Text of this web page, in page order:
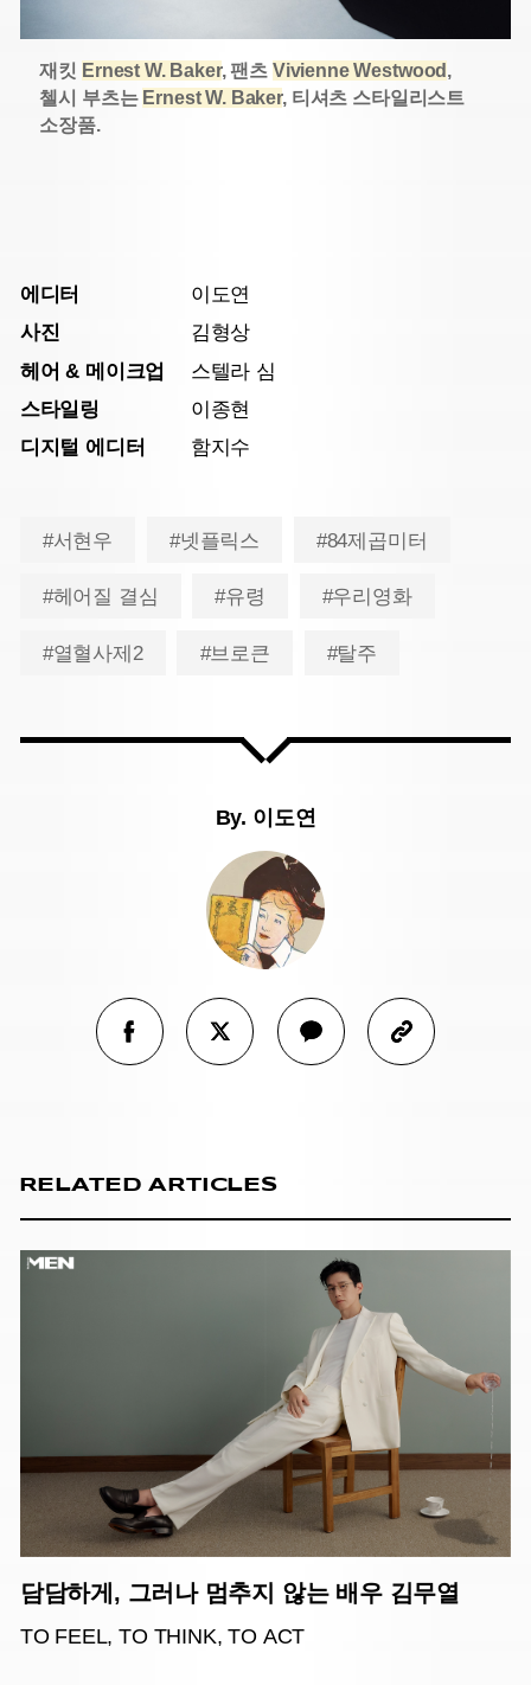
재킷 Ernest W. Baker, 팬츠 Vivienne Westwood ,
첼시 부츠는 Ernest W. Baker, 티셔츠 스타일리스트
소장품.
에디터
이도연
사진
김형상
헤어 & 메이크업
스텔라 심
스타일링
이종현
디지털 에디터
함지수
#서현우 #넷플릭스 #84제곱미터
#헤어질 결심 #유령 #우리영화
#열혈사제2 #브로큰 #탈주
By. 이도연
RELATED ARTICLES
담담하게, 그러나 멈추지 않는 배우 김무열
TO FEEL, TO THINK, TO ACT